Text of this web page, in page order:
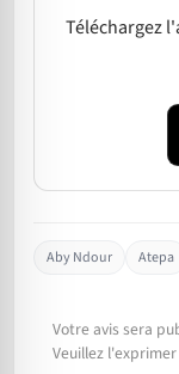
Téléchargez
Aby Ndour Atepa
Votre avis sera
Veuillez